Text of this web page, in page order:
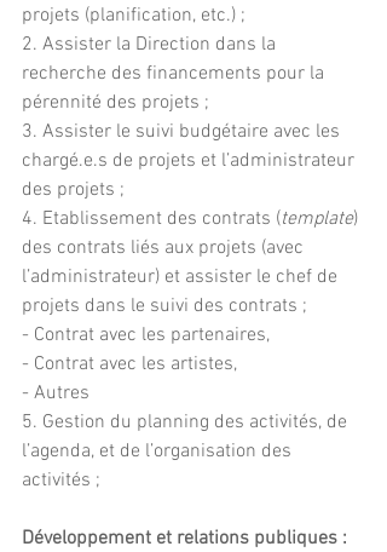
projets (planification, etc.) ;
2. Assister la Direction dans la
recherche des financements pour la
pérennité des projets ;
3. Assister le suivi budgétaire avec les
chargé.e.s de projets et l’administrateur
des projets ;
4. Etablissement des contrats (template)
des contrats liés aux projets (avec
l’administrateur) et assister le chef de
projets dans le suivi des contrats ;
- Contrat avec les partenaires,
- Contrat avec les artistes,
- Autres
5. Gestion du planning des activités, de
l’agenda, et de l’organisation des
activités ;
Développement et relations publiques :